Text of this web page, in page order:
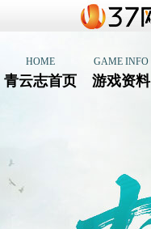
HOME
青云志首页
GAME INFO
游戏资料